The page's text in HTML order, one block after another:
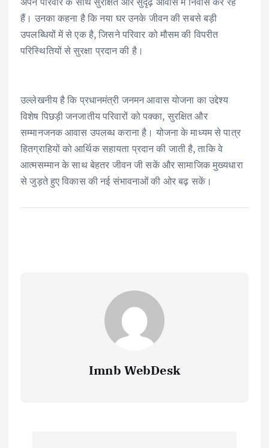
हैं। उनका कहना है कि नया घर उनके जीवन की सबसे बड़ी
उपलब्धियों में से एक है, जिसने परिवार को मौसम की विपरीत
परिस्थितियों से सुरक्षा प्रदान की है।
उल्लेखनीय है कि प्रधानमंत्री जनमन आवास योजना का उद्देश्य
विशेष पिछड़ी जनजातीय परिवारों को पक्का, सुरक्षित और
सम्मानजनक आवास उपलब्ध कराना है। योजना के माध्यम से पात्र
हितग्राहियों को आर्थिक सहायता प्रदान की जाती है, ताकि वे
आत्मसम्मान के साथ बेहतर जीवन जी सकें और सामाजिक मुख्यधारा
से जुड़ते हुए विकास की नई संभावनाओं की ओर बढ़ सकें।
Imnb WebDesk